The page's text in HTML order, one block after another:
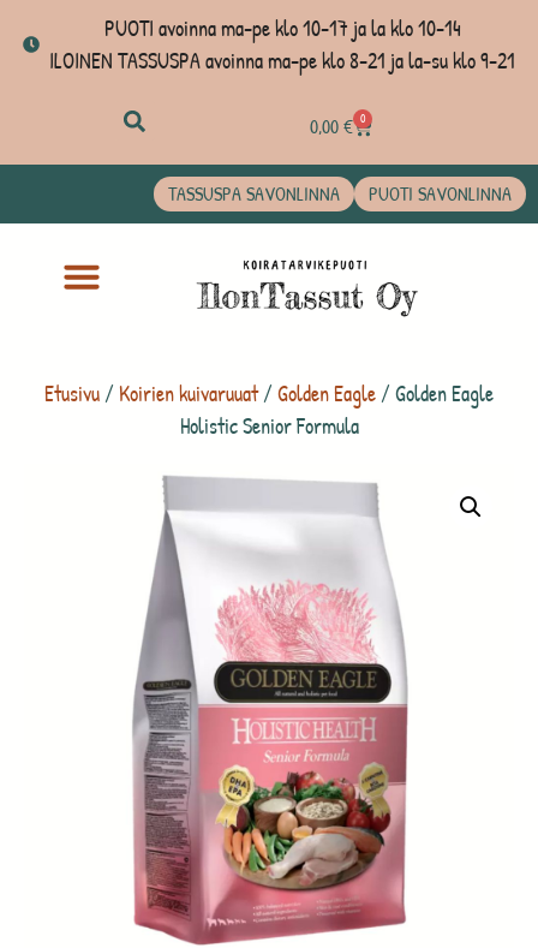
PUOTI avoinna ma-pe klo 10-17 ja la klo 10-14
ILOINEN TASSUSPA avoinna ma-pe klo 8-21 ja la-su klo 9-21
0,00€ 0
TASSUSPA SAVONLINNA PUOTI SAVONLINNA
Etusivu /Koirien kuivaruuat/Golden Eagle / Golden Eagle
Holistic Senior Formula